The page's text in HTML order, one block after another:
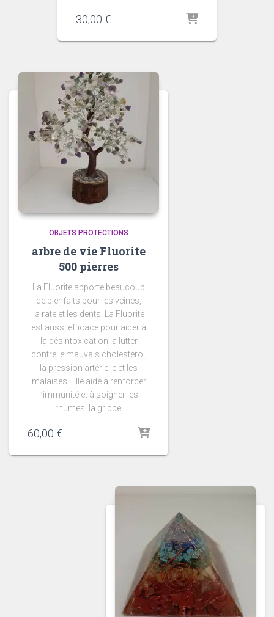
30,00 €
OBJETS PROTECTIONS
arbre de vie Fluorite
500 pierres
La F luorite apporte beaucoup
de bienfaits pour les veines,
la rate et les dents . La Fluorite
est aussi efficace pour aider à
la désintoxication, à lutter
contre le mauvais cholestérol,
la pression artérielle et les
malaises. Elle aide à renforcer
l’immunité et à soigner les
rhumes, la grippe.
60,00 €